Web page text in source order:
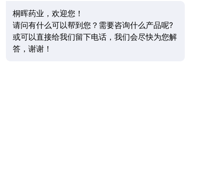
桐晖药业，欢迎您！
请问有什么可以帮到您？需要咨询什么产品呢?
或可以直接给我们留下电话，我们会尽快为您解
答，谢谢！